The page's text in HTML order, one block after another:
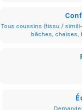
Tous coussins (tissu /
bâches, chaises,